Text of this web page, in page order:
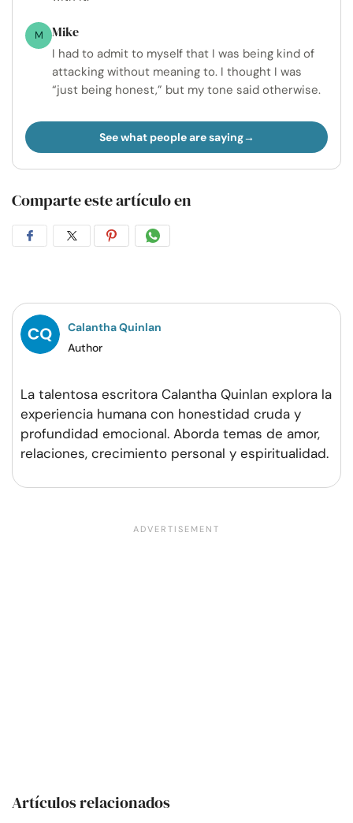
M Mike
I had to admit to myself that I was being kind of
attacking without meaning to. I thought I was
“just being honest,” but my tone said otherwise.
See what people are saying
Comparte este artículo en
CompartirCompartirCompartirCompartir
Calantha Quinlan
Author
La talentosa escritora Calantha Quinlan explora la
experiencia humana con honestidad cruda y
profundidad emocional. Aborda temas de amor,
relaciones, crecimiento personal y espiritualidad.
Artículos relacionados